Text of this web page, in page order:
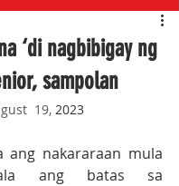
‘di nagbibigay ng
sampolan
19, 2023
ang nakararaan mula
ang batas sa